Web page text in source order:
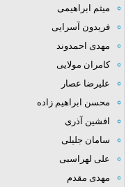
میثم ابراهیمی
فریدون آسرایی
مهدی احمدوند
کامران مولایی
علیرضا عصار
محسن ابراهیم زاده
افشین آذری
سامان جلیلی
علی لهراسبی
مهدی مقدم